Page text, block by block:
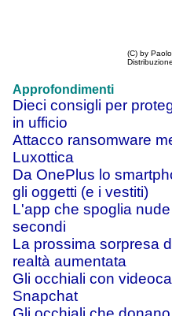
(C) by
Approfondimenti
Dieci consigli per
in ufficio
Attacco ransomware
Luxottica
Da OnePlus lo
gli oggetti (e i vestiti)
L'app che spoglia
secondi
La prossima sorpresa
realtà aumentata
Gli occhiali con
Snapchat